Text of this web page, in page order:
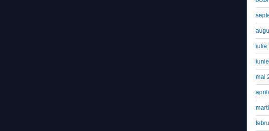
iulie
mai